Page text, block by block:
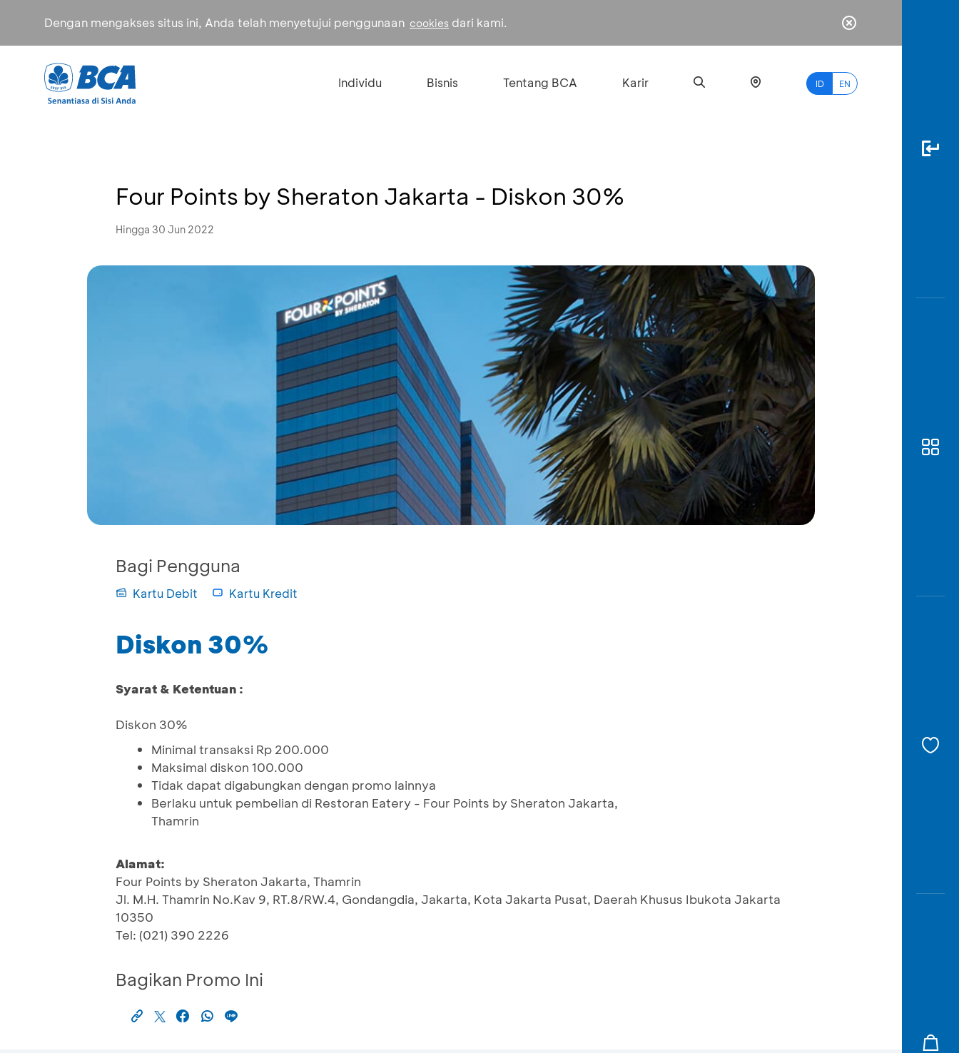
Dengan mengakses situs ini, Anda telah menyetujui penggunaan cookies dari kami.
Individu Bisnis Tentang BCA Karir ID EN
Four Points by Sheraton Jakarta - Diskon 30%
Hingga 30 Jun 2022
Bagi Pengguna
Kartu Debit Kartu Kredit
Diskon 30%
Syarat & Ketentuan :
Diskon 30%
Minimal transaksi Rp 200.000
Maksimal diskon 100.000
Tidak dapat digabungkan dengan promo lainnya
Berlaku untuk pembelian di Restoran Eatery - Four Points by Sheraton Jakarta,
Thamrin
Alamat:
Four Points by Sheraton Jakarta, Thamrin
Jl. M.H. Thamrin No.Kav 9, RT.8/RW.4, Gondangdia, Jakarta, Kota Jakarta Pusat, Daerah Khusus Ibukota Jakarta
10350
Tel: (021) 390 2226
Bagikan Promo Ini